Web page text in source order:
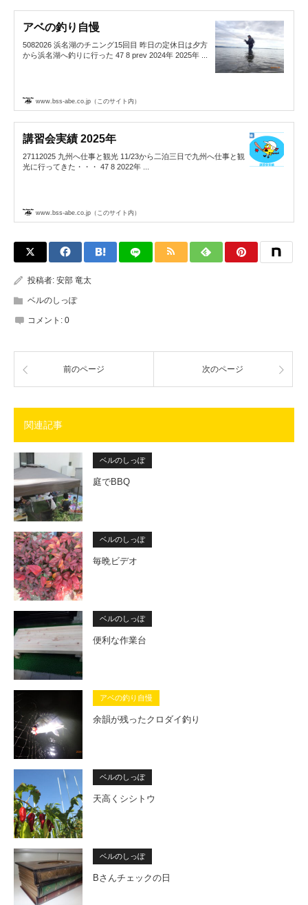
アベの釣り自慢
5082026 浜名湖のチニング15回目 昨日の定休日は夕方
から浜名湖へ釣りに行った 47 8 prev 2024年 2025年 ...
www.bss-abe.co.jp（このサイト内）
講習会実績 2025年
27112025 九州へ仕事と観光 11/23から二泊三日で九州へ仕事と観
光に行ってきた・・・ 47 8 2022年 ...
www.bss-abe.co.jp（このサイト内）
投稿者: 安部 竜太
ベルのしっぽ
コメント: 0
前のページ 次のページ
関連記事
ベルのしっぽ
庭でBBQ
ベルのしっぽ
毎晩ビデオ
ベルのしっぽ
便利な作業台
アベの釣り自慢
余韻が残ったクロダイ釣り
ベルのしっぽ
天高くシシトウ
ベルのしっぽ
Bさんチェックの日